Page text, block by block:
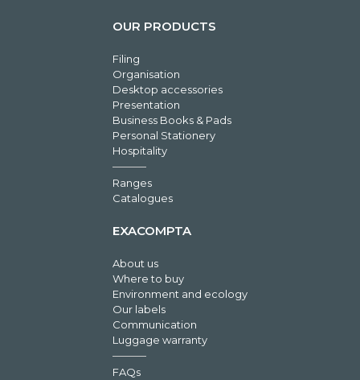
OUR PRODUCTS
Filing
Organisation
Desktop accessories
Presentation
Business Books & Pads
Personal Stationery
Hospitality
Ranges
Catalogues
EXACOMPTA
About us
Where to buy
Environment and ecology
Our labels
Communication
Luggage warranty
FAQs